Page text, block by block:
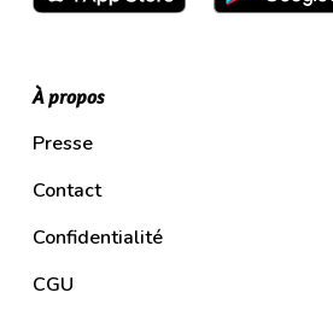
À propos
Presse
Contact
Confidentialité
CGU